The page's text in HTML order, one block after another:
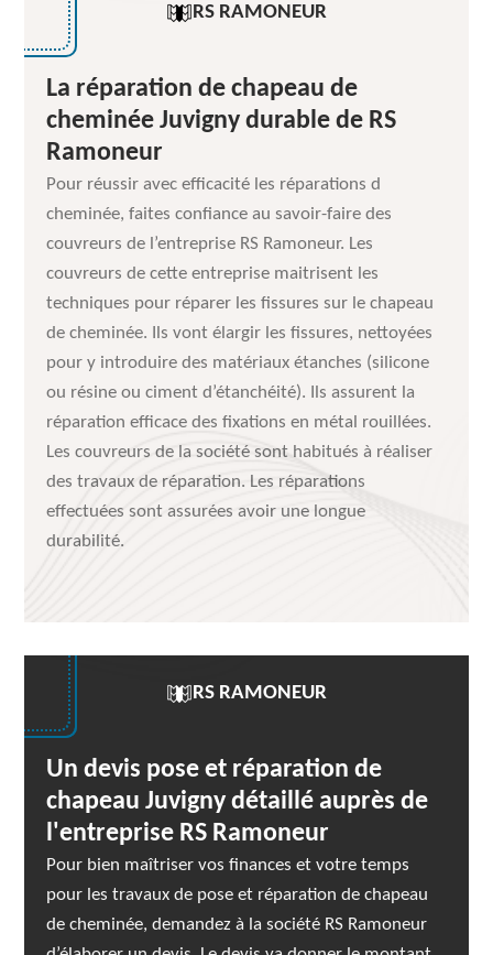
RS RAMONEUR
La réparation de chapeau de
cheminée Juvigny durable de RS
Ramoneur
Pour réussir avec efficacité les réparations d
cheminée, faites confiance au savoir-faire des
couvreurs de l’entreprise RS Ramoneur. Les
couvreurs de cette entreprise maitrisent les
techniques pour réparer les fissures sur le chapeau
de cheminée. Ils vont élargir les fissures, nettoyées
pour y introduire des matériaux étanches (silicone
ou résine ou ciment d’étanchéité). Ils assurent la
réparation efficace des fixations en métal rouillées.
Les couvreurs de la société sont habitués à réaliser
des travaux de réparation. Les réparations
effectuées sont assurées avoir une longue
durabilité.
RS RAMONEUR
Un devis pose et réparation de
chapeau Juvigny détaillé auprès de
l'entreprise RS Ramoneur
Pour bien maîtriser vos finances et votre temps
pour les travaux de pose et réparation de chapeau
de cheminée, demandez à la société RS Ramoneur